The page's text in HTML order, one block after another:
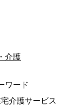
介護
ワード
介護サービス